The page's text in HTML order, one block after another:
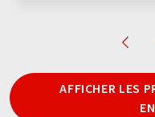
AFFICHER LES